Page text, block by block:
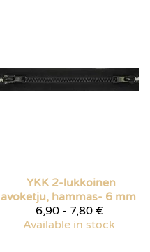
YKK 2-lukkoinen
avoketju, hammas- 6 mm
6,90 - 7,80 €
Available in stock